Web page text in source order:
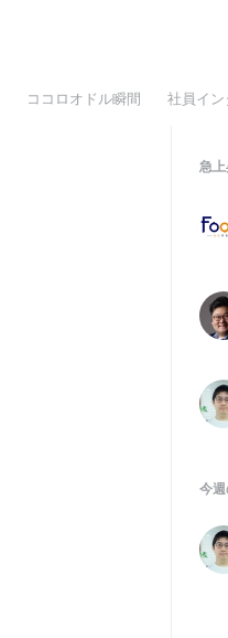
ココロオドル瞬間 社員イ
急
今